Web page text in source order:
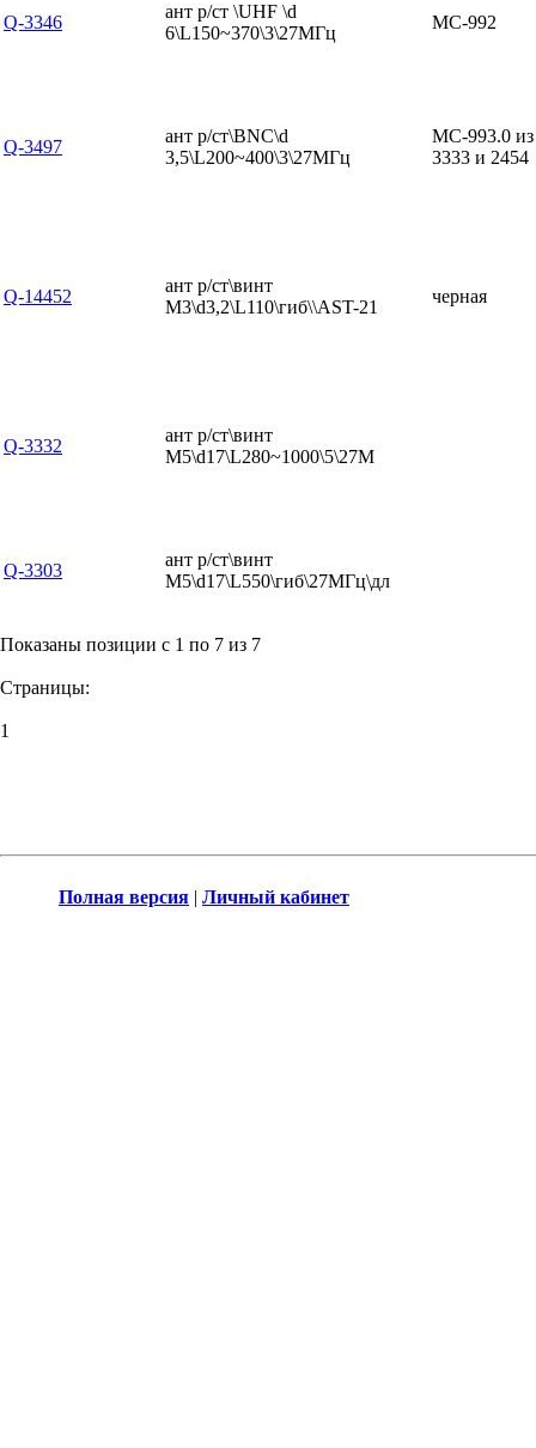
Q-3346
ант р/ст \UHF \d
6\L150~370\3\27МГц
MC-992
Q-3497
ант р/ст\BNC\d
3,5\L200~400\3\27МГц
MC-993.0 из
3333 и 2454
Q-14452
ант р/ст\винт
М3\d3,2\L110\гиб\\AST-21
черная
Q-3332
ант р/ст\винт
М5\d17\L280~1000\5\27М
Q-3303
ант р/ст\винт
М5\d17\L550\гиб\27МГц\дл
Показаны позиции с 1 по 7 из 7
Страницы:
1
Полная версия | Личный кабинет